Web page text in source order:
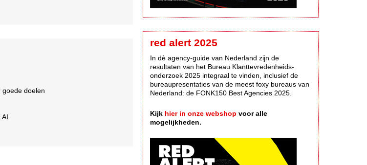
doelen
AI
red alert 2025
In dè agency-guide van Nederland zijn de
resultaten van het Bureau Klanttevredenheids-
onderzoek 2025 integraal te vinden, inclusief de
bureaupresentaties van de meest foxy bureaus van
Nederland: de FONK150 Best Agencies 2025.
Kijk hier in onze webshop voor alle
mogelijkheden.